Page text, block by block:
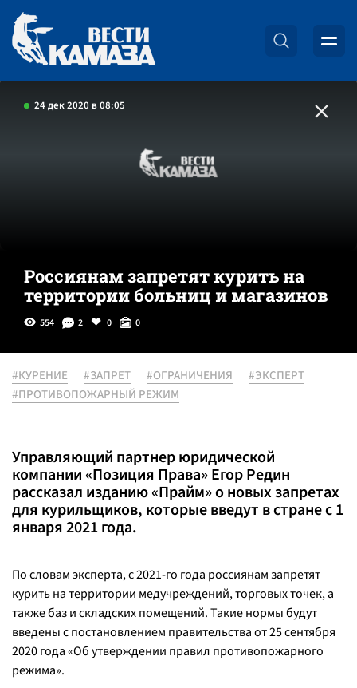
24 дек 2020 в 08:05
Россиянам запретят курить на
территории больниц и магазинов
554 2 0 0
#КУРЕНИЕ #ЗАПРЕТ #ОГРАНИЧЕНИЯ
#ЭКСПЕРТ
#ПРОТИВОПОЖАРНЫЙ РЕЖИМ
Управляющий партнер юридической
компании «Позиция Права» Егор Редин
рассказал изданию «Прайм» о новых запретах
для курильщиков, которые введут в стране с 1
января 2021 года.
По словам эксперта, с 2021-го года россиянам запретят
курить на территории медучреждений, торговых точек, а
также баз и складских помещений. Такие нормы будут
введены с постановлением правительства от 25 сентября
2020 года «Об утверждении правил противопожарного
режима».